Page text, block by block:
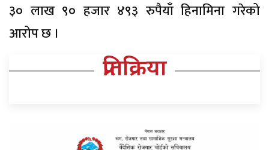
३० लाख ९० हजार ४९३ रुपैयाँ हिनामिना गरेको
आरोप छ ।
प्रतिक्रिया